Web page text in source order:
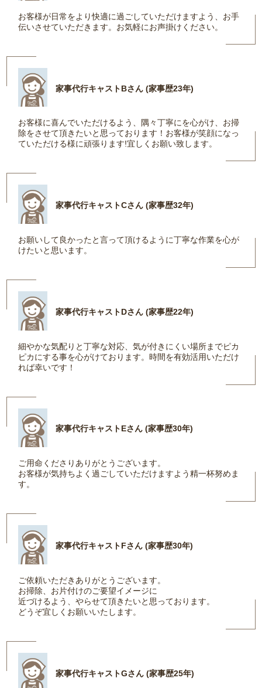
お客様が日常をより快適に過ごしていただけますよう、お手
伝いさせていただきます。お気軽にお声掛けください。
家事代行キャストBさん (家事歴23年)
お客様に喜んでいただけるよう、隅々丁寧にを心がけ、お掃
除をさせて頂きたいと思っております！お客様が笑顔になっ
ていただける様に頑張ります!宜しくお願い致します。
家事代行キャストCさん (家事歴32年)
お願いして良かったと言って頂けるように丁寧な作業を心が
けたいと思います。
家事代行キャストDさん (家事歴22年)
細やかな気配りと丁寧な対応、気が付きにくい場所までピカ
ピカにする事を心がけております。時間を有効活用いただけ
れば幸いです！
家事代行キャストEさん (家事歴30年)
ご用命くださりありがとうございます。
お客様が気持ちよく過ごしていただけますよう精一杯努めま
す。
家事代行キャストFさん (家事歴30年)
ご依頼いただきありがとうございます。
お掃除、お片付けのご要望イメージに
近づけるよう、やらせて頂きたいと思っております。
どうぞ宜しくお願いいたします。
家事代行キャストGさん (家事歴25年)